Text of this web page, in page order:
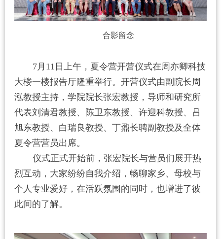
合影留念
7月 11 日上午，夏令营开营仪式在周亦卿科技
大楼一楼报告厅隆重举行。开营仪式由副院长周
泓教授主持，学院院长张宏教授，导师和研究所
代表刘清君教授、陈卫东教授、许迎科教授、吕
旭东教授、白瑞良教授、丁鼐长聘副教授及全体
夏令营营员出席。
仪式正式开始前，张宏院长与营员们展开热
烈互动，大家纷纷自我介绍，畅聊家乡、母校与
个人专业爱好，在活跃氛围的同时，也增进了彼
此间的了解。